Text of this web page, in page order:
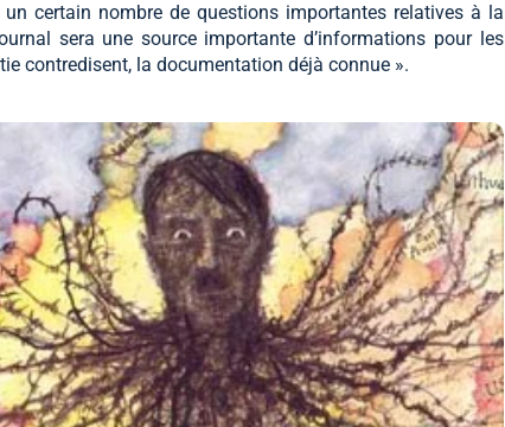
certain nombre de questions importantes relatives à la
sera une source importante d’informations pour les
contredisent, la documentation déjà connue ».